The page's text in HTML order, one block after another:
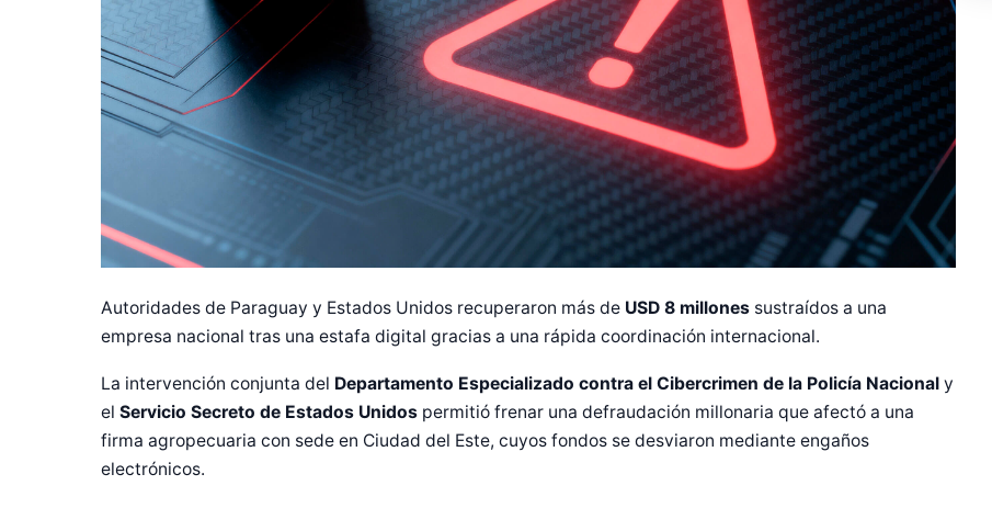
Autoridades de Paraguay y Estados Unidos recuperaron más de USD 8 millones sustraídos a una
empresa nacional tras una estafa digital gracias a una rápida coordinación internacional.
La intervención conjunta del Departamento Especializado contra el Cibercrimen de la Policía Nacional y
el Servicio Secreto de Estados Unidos permitió frenar una defraudación millonaria que afectó a una
firma agropecuaria con sede en Ciudad del Este, cuyos fondos se desviaron mediante engaños
electrónicos.